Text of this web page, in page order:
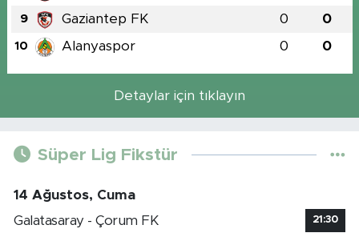
9 Gaziantep FK 0 0
10 Alanyaspor 0 0
Detaylar için tıklayın
Süper Lig Fikstür
14 Ağustos, Cuma
Galatasaray - Çorum FK
21:30